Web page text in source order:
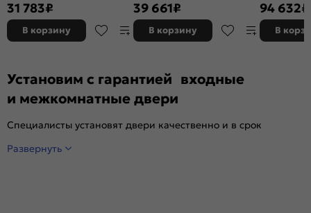
31 783₽
В корзину
зеркалом, 2 замка, с ночной
задвижкой
39 661₽
В корзину
серый, 2
94 632₽
В
Установим с гарантией входные
и межкомнатные двери
Специалисты установят двери качественно и в срок
Развернуть